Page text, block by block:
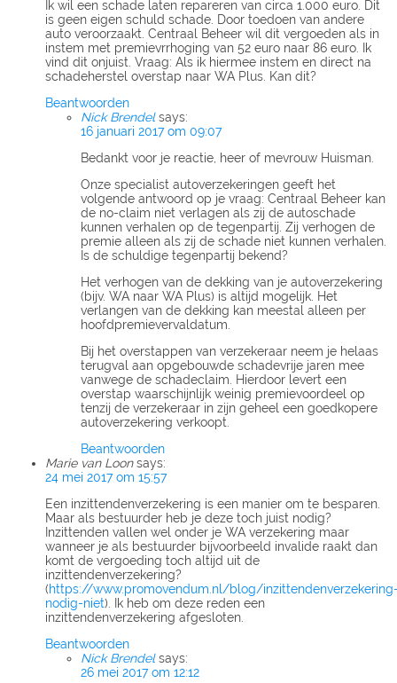
Ik wil een schade laten repareren van circa 1.000 euro. Dit
is geen eigen schuld schade. Door toedoen van andere
auto veroorzaakt. Centraal Beheer wil dit vergoeden als in
instem met premievrrhoging van 52 euro naar 86 euro. Ik
vind dit onjuist. Vraag: Als ik hiermee instem en direct na
schadeherstel overstap naar WA Plus. Kan dit?
Beantwoorden
Nick Brendel says:
16 januari 2017 om 09:07
Bedankt voor je reactie, heer of mevrouw Huisman.
Onze specialist autoverzekeringen geeft het
volgende antwoord op je vraag: Centraal Beheer kan
de no-claim niet verlagen als zij de autoschade
kunnen verhalen op de tegenpartij. Zij verhogen de
premie alleen als zij de schade niet kunnen verhalen.
Is de schuldige tegenpartij bekend?
Het verhogen van de dekking van je autoverzekering
(bijv. WA naar WA Plus) is altijd mogelijk. Het
verlangen van de dekking kan meestal alleen per
hoofdpremievervaldatum.
Bij het overstappen van verzekeraar neem je helaas
terugval aan opgebouwde schadevrije jaren mee
vanwege de schadeclaim. Hierdoor levert een
overstap waarschijnlijk weinig premievoordeel op
tenzij de verzekeraar in zijn geheel een goedkopere
autoverzekering verkoopt.
Beantwoorden
Marie van Loon says:
24 mei 2017 om 15:57
Een inzittendenverzekering is een manier om te besparen.
Maar als bestuurder heb je deze toch juist nodig?
Inzittenden vallen wel onder je WA verzekering maar
wanneer je als bestuurder bijvoorbeeld invalide raakt dan
komt de vergoeding toch altijd uit de
inzittendenverzekering?
(https://www.promovendum.nl/blog/
nodig-niet). Ik heb om deze reden een
inzittendenverzekering afgesloten.
Beantwoorden
Nick Brendel says:
26 mei 2017 om 12:12